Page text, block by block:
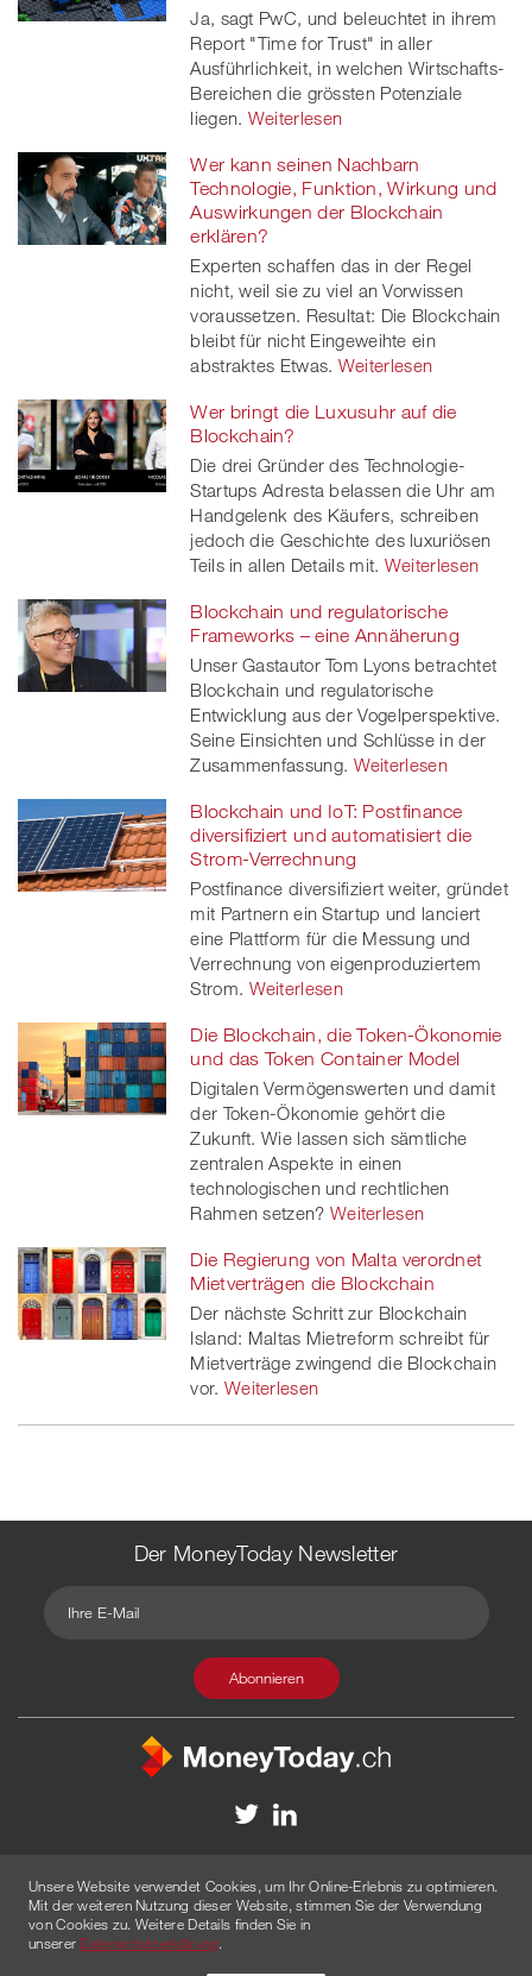
Ja, sagt PwC, und beleuchtet in ihrem
Report "Time for Trust" in aller
Ausführlichkeit, in welchen Wirtschafts-
Bereichen die grössten Potenziale
liegen. Weiterlesen
Wer kann seinen Nachbarn
Technologie, Funktion, Wirkung und
Auswirkungen der Blockchain
erklären?
Experten schaffen das in der Regel
nicht, weil sie zu viel an Vorwissen
voraussetzen. Resultat: Die Blockchain
bleibt für nicht Eingeweihte ein
abstraktes Etwas. Weiterlesen
Wer bringt die Luxusuhr auf die
Blockchain?
Die drei Gründer des Technologie-
Startups Adresta belassen die Uhr am
Handgelenk des Käufers, schreiben
jedoch die Geschichte des luxuriösen
Teils in allen Details mit. Weiterlesen
Blockchain und regulatorische
Frameworks – eine Annäherung
Unser Gastautor Tom Lyons betrachtet
Blockchain und regulatorische
Entwicklung aus der Vogelperspektive.
Seine Einsichten und Schlüsse in der
Zusammenfassung. Weiterlesen
Blockchain und IoT: Postfinance
diversifiziert und automatisiert die
Strom-Verrechnung
Postfinance diversifiziert weiter, gründet
mit Partnern ein Startup und lanciert
eine Plattform für die Messung und
Verrechnung von eigenproduziertem
Strom. Weiterlesen
Die Blockchain, die Token-Ökonomie
und das Token Container Model
Digitalen Vermögenswerten und damit
der Token-Ökonomie gehört die
Zukunft. Wie lassen sich sämtliche
zentralen Aspekte in einen
technologischen und rechtlichen
Rahmen setzen? Weiterlesen
Die Regierung von Malta verordnet
Mietverträgen die Blockchain
Der nächste Schritt zur Blockchain
Island: Maltas Mietreform schreibt für
Mietverträge zwingend die Blockchain
vor. Weiterlesen
Der MoneyToday Newsletter
Disclaimer
Werbung
© 2026 Created byAGENTUR AM WASSER
Unsere Website verwendet Cookies, um Ihr Online-Erlebnis zu optimieren.
Mit der weiteren Nutzung dieser Website, stimmen Sie der Verwendung
von Cookies zu. Weitere Details finden Sie in
unserer Datenschutzerklärung.